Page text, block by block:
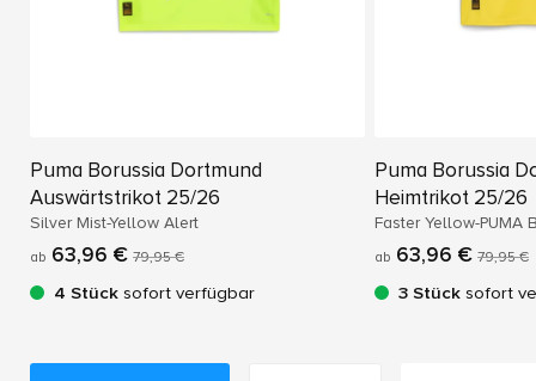
Puma Borussia Dortmund
Auswärtstrikot 25/26
Silver Mist-Yellow Alert
ab 63,96 € 79,95 €
4 Stück sofort verfügbar
Puma Borussia
Heimtrikot 25/26
Faster Yellow-PUMA
ab 63,96 € 79,95 €
3 Stück sofort